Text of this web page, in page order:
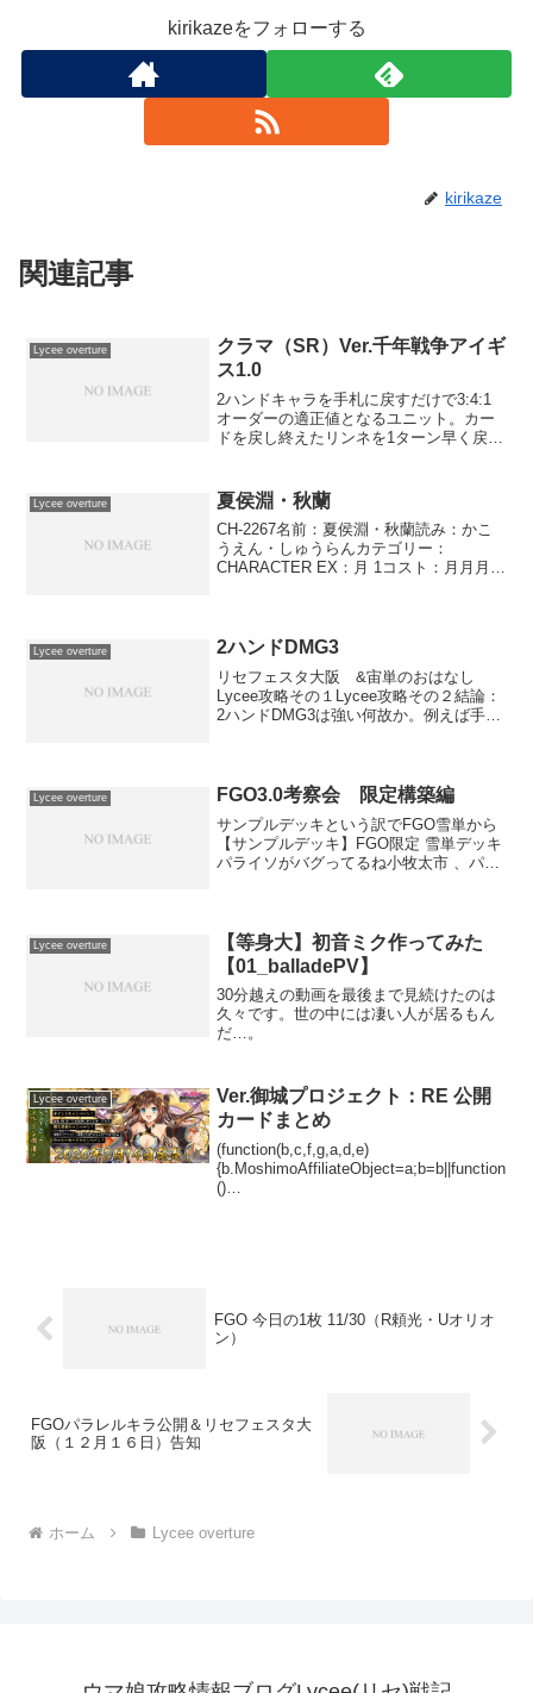
kirikazeをフォローする
kirikaze
関連記事
Lycee overture
クラマ（SR）Ver.千年戦争アイギ
ス1.0
2ハンドキャラを手札に戻すだけで3:4:1
オーダーの適正値となるユニット。カー
ドを戻し終えたリンネを1ターン早く戻し
として運用できるので、手札の枚数が重
要となる雪や月...
Lycee overture 夏侯淵・秋蘭
CH-2267名前：夏侯淵・秋蘭読み：かこ
うえん・しゅうらんカテゴリー：
CHARACTER EX：月 1コスト：月月月月
ム...
Lycee overture 2ハンドDMG3
リセフェスタ大阪 &宙単のおはなし
Lycee攻略その１Lycee攻略その２結論：
2ハンドDMG3は強い何故か。例えば手札
ロムルス...
Lycee overture FGO3.0考察会 限定構築編
サンプルデッキという訳でFGO雪単から
【サンプルデッキ】FGO限定 雪単デッキ
パライソがバグってるね小牧太市 、パラ
モンか？？ほん...
Lycee overture
【等身大】初音ミク作ってみた
【01_balladePV】
30分越えの動画を最後まで見続けたのは
久々です。世の中には凄い人が居るもん
だ…。
Lycee overture
Ver.御城プロジェクト：RE 公開
カードまとめ
(function(b,c,f,g,a,d,e)
{b.MoshimoAffiliateObject=a;b=b||function
()
FGO 今日の1枚 11/30（R頼光・Uオリオ
ン）
FGOパラレルキラ公開＆リセフェスタ大
阪（１２月１６日）告知
ホーム Lycee overture